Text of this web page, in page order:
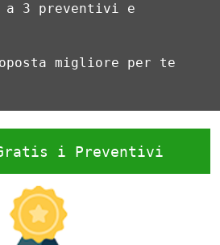
3 preventivi e
migliore per te
i Preventivi